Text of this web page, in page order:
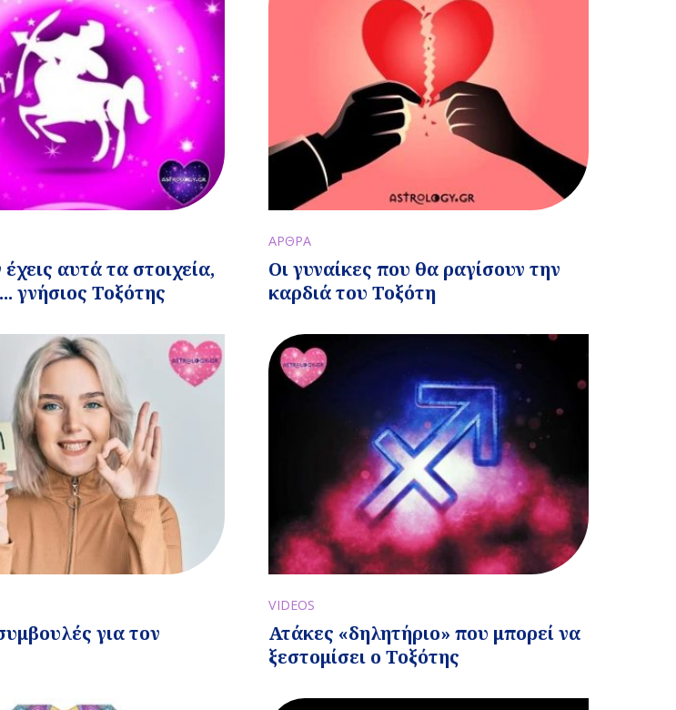
αυτά τα στοιχεία,
γνήσιος Τοξότης
ΑΡΘΡΑ
Οι γυναίκες που θα ραγίσουν την
καρδιά του Τοξότη
για τον
VIDEOS
Ατάκες «δηλητήριο» που μπορεί να
ξεστομίσει ο Τοξότης